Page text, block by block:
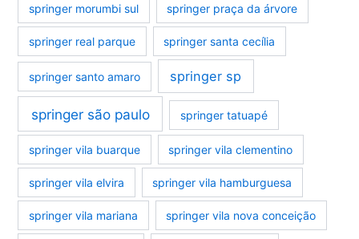
springer morumbi sul springer praça da árvore
springer real parque springer santa cecília
springer santo amaro springer sp
springer são paulo springer tatuapé
springer vila buarque springer vila clementino
springer vila elvira springer vila hamburguesa
springer vila mariana springer vila nova conceição